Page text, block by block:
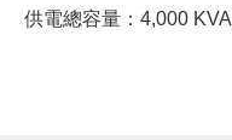
供電總容量：4,000 KVA